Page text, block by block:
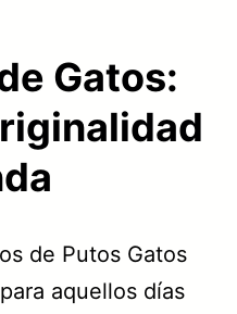
Gatos:
de Putos Gatos
aquellos días